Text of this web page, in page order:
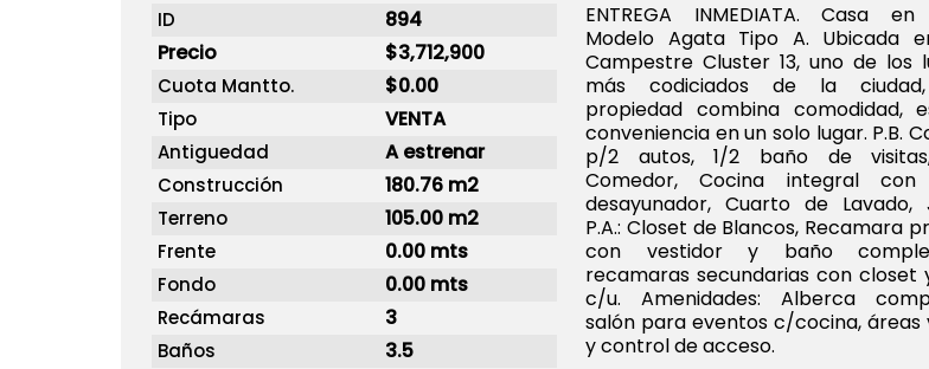
ID
894
Precio
$3,712,900
Cuota Mantto. $0.00
Tipo VENTA
Antiguedad A estrenar
Construcción 180.76 m2
Terreno 105.00 m2
Frente 0.00 mts
Fondo 0.00 mts
Recámaras 3
Baños 3.5
ENTREGA INMEDIATA. Casa
Modelo Agata Tipo A. Ubicada
Campestre Cluster 13, uno de los
más codiciados de la
propiedad combina comodidad,
conveniencia en un solo lugar. P.B.
p/2 autos, 1/2 baño de
Comedor, Cocina integral
desayunador, Cuarto de Lavado,
P.A.: Closet de Blancos, Recamara
con vestidor y baño
recamaras secundarias con closet
c/u. Amenidades: Alberca
salón para eventos c/cocina, áreas
y control de acceso.